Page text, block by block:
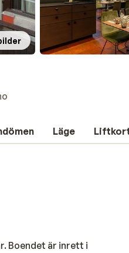
Läge
Boendet är inrett i